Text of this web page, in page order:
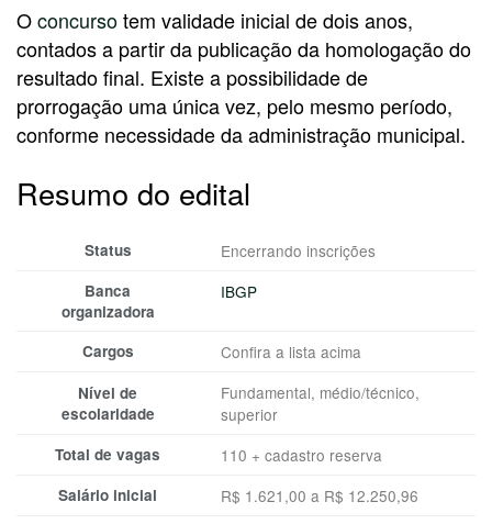
Oconcursotem validade inicial de dois anos,
contados a partir da publicação da homologação do
resultado final. Existe a possibilidade de
prorrogação uma única vez, pelo mesmo período,
conforme necessidade da administração municipal.
Resumo do edital
Status Encerrando inscrições
Banca
organizadora
IBGP
Cargos Confira a lista acima
Nível de
escolaridade
Fundamental, médio/técnico,
superior
Total de vagas 110 + cadastro reserva
Salário inicial R$ 1.621,00 a R$ 12.250,96